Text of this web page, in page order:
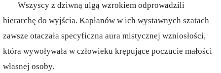
Wszyscy z dziwną ulgą wzrokiem odprowadzili
hierarchę do wyjścia. Kapłanów w ich wystawnych szatach
zawsze otaczała specyficzna aura mistycznej wzniosłości,
która wywoływała w człowieku krępujące poczucie małości
własnej osoby.